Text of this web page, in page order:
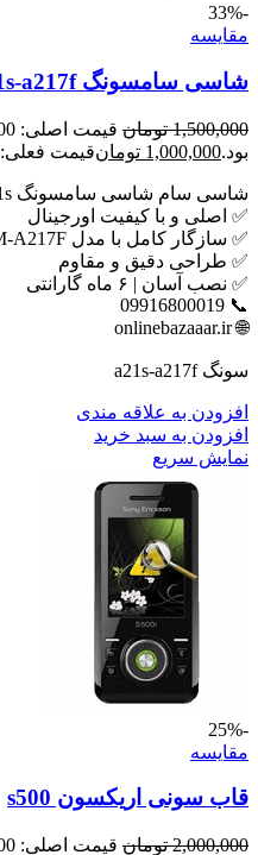
-33%
مقايسه
شاسی سامسونگ a21s-a217f
1,500,000 تومان
بود.1,000,000 تومانقیمت فعلی: 1,000,000 تومان.
شاسی سام شاسی سامسونگ A21s (مدل SM-A217F)
✅ اصلی و با کیفیت اورجینال
✅ سازگار کامل با مدل Samsung A21s SM-A217F
✅ طراحی دقیق و مقاوم
✅ نصب آسان | ۶ ماه گارانتی
📞 09916800019
🌐 onlinebazaaar.ir
سونگ a21s-a217f
افزودن به علاقه مندی
افزودن به سبد خرید
نمایش سریع
-25%
مقايسه
قاب سونی اریکسون s500
2,000,000 تومان